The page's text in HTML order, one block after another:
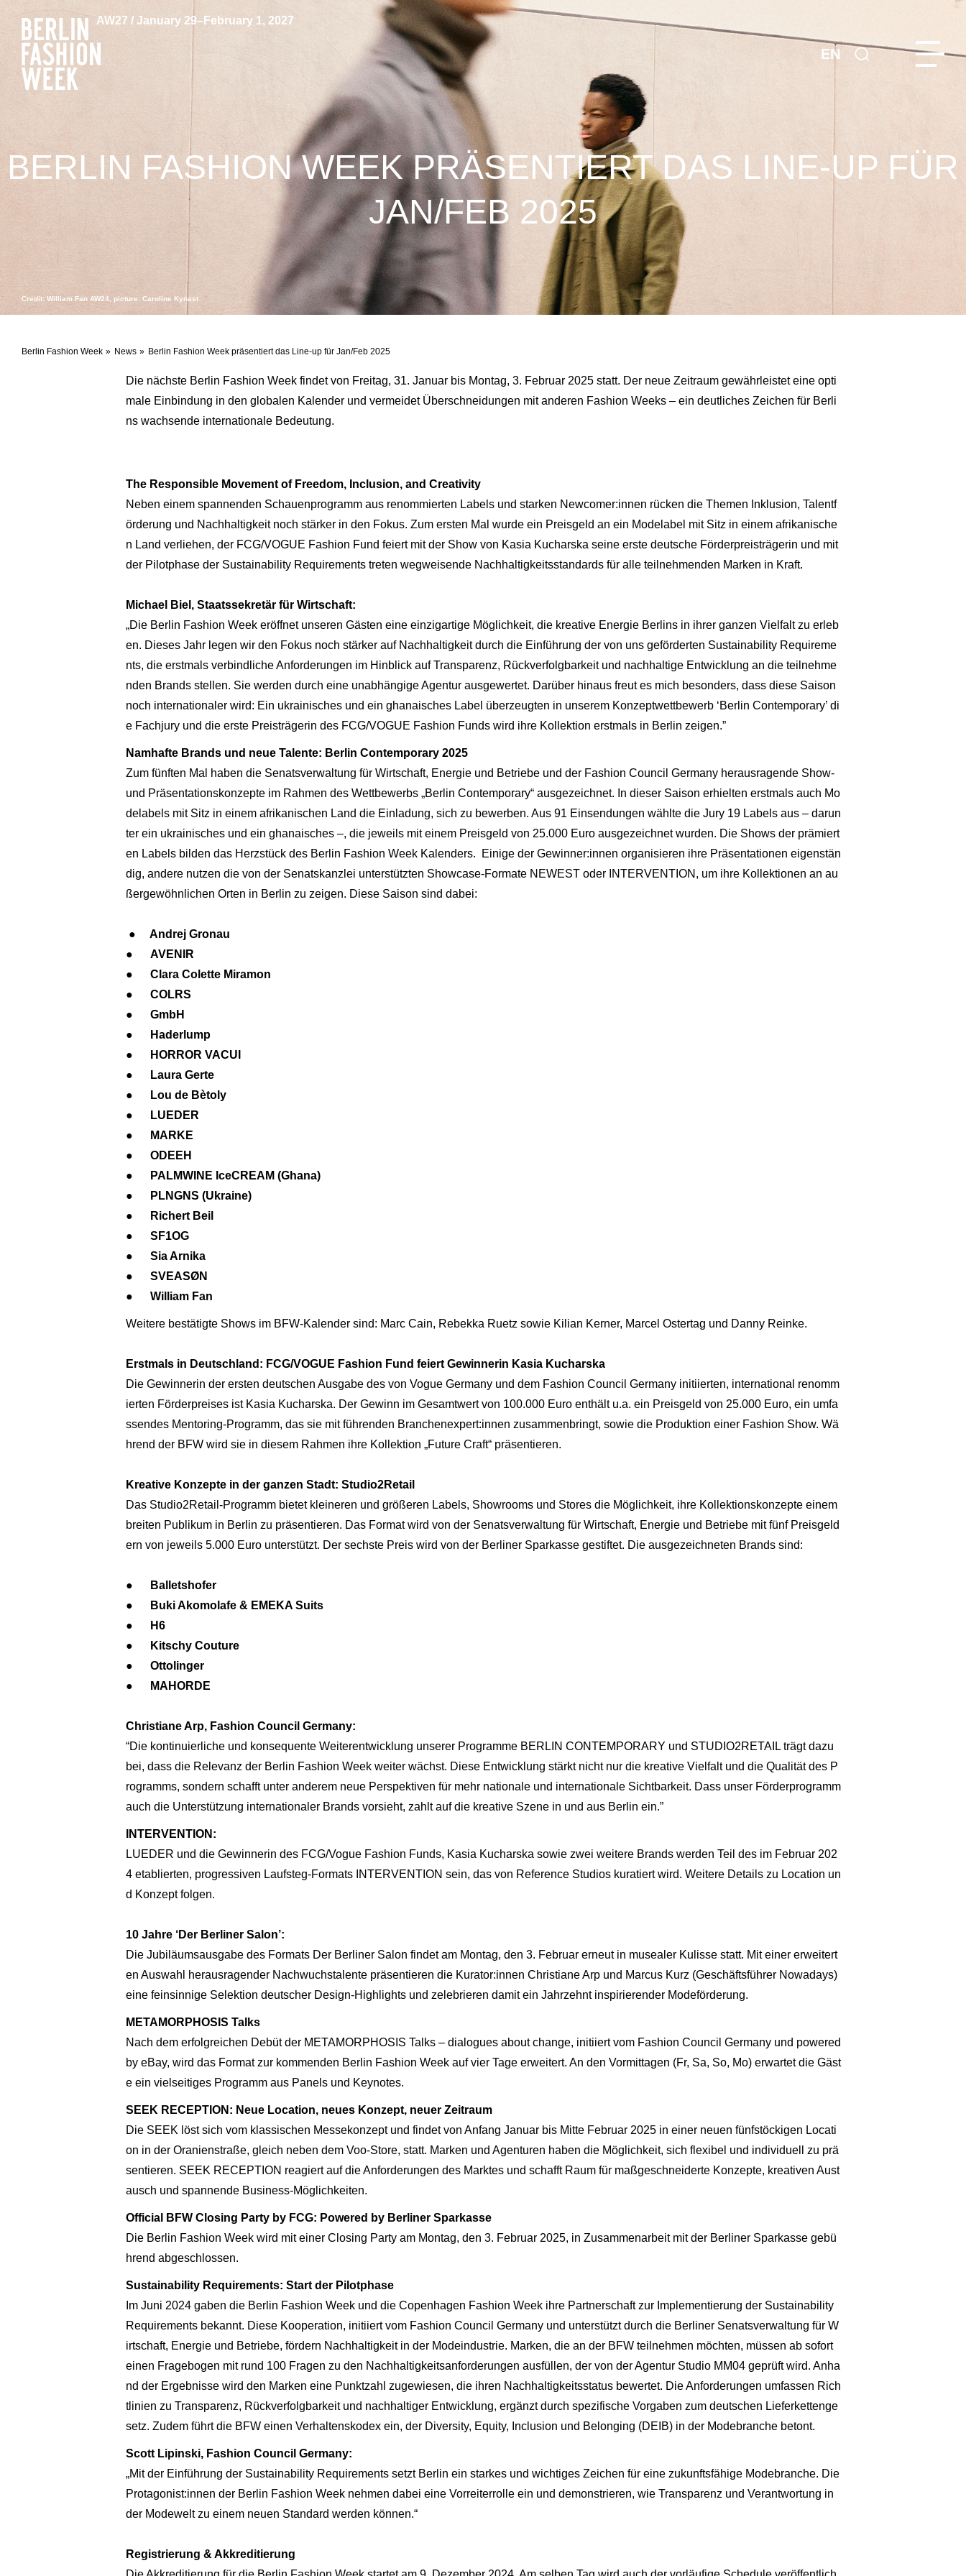
AW27 / January 29–February 1, 2027
EN
Berlin Fashion Week News Berlin Fashion Week präsentiert das Line-up für Jan/Feb 2025
BERLIN FASHION WEEK PRÄSENTIERT DAS LINE-UP FÜR
JAN/FEB 2025
Credit: William Fan AW24, picture: Caroline Kynast
Die nächste Berlin Fashion Week findet von Freitag, 31. Januar bis Montag, 3. Februar 2025 statt. Der neue Zeitraum gewährleistet eine opti
male Einbindung in den globalen Kalender und vermeidet Überschneidungen mit anderen Fashion Weeks – ein deutliches Zeichen für Berli
ns wachsende internationale Bedeutung.
The Responsible Movement of Freedom, Inclusion, and Creativity
Neben einem spannenden Schauenprogramm aus renommierten Labels und starken Newcomer:innen rücken die Themen Inklusion, Talentf
örderung und Nachhaltigkeit noch stärker in den Fokus. Zum ersten Mal wurde ein Preisgeld an ein Modelabel mit Sitz in einem afrikanische
n Land verliehen, der FCG/VOGUE Fashion Fund feiert mit der Show von Kasia Kucharska seine erste deutsche Förderpreisträgerin und mit
der Pilotphase der Sustainability Requirements treten wegweisende Nachhaltigkeitsstandards für alle teilnehmenden Marken in Kraft.
Michael Biel, Staatssekretär für Wirtschaft:
„Die Berlin Fashion Week eröffnet unseren Gästen eine einzigartige Möglichkeit, die kreative Energie Berlins in ihrer ganzen Vielfalt zu erleb
en. Dieses Jahr legen wir den Fokus noch stärker auf Nachhaltigkeit durch die Einführung der von uns geförderten Sustainability Requireme
nts, die erstmals verbindliche Anforderungen im Hinblick auf Transparenz, Rückverfolgbarkeit und nachhaltige Entwicklung an die teilnehme
nden Brands stellen. Sie werden durch eine unabhängige Agentur ausgewertet. Darüber hinaus freut es mich besonders, dass diese Saison
noch internationaler wird: Ein ukrainisches und ein ghanaisches Label überzeugten in unserem Konzeptwettbewerb ‘Berlin Contemporary’ di
e Fachjury und die erste Preisträgerin des FCG/VOGUE Fashion Funds wird ihre Kollektion erstmals in Berlin zeigen.”
Namhafte Brands und neue Talente: Berlin Contemporary 2025
Zum fünften Mal haben die Senatsverwaltung für Wirtschaft, Energie und Betriebe und der Fashion Council Germany herausragende Show-
und Präsentationskonzepte im Rahmen des Wettbewerbs „Berlin Contemporary“ ausgezeichnet. In dieser Saison erhielten erstmals auch Mo
delabels mit Sitz in einem afrikanischen Land die Einladung, sich zu bewerben. Aus 91 Einsendungen wählte die Jury 19 Labels aus – darun
ter ein ukrainisches und ein ghanaisches –, die jeweils mit einem Preisgeld von 25.000 Euro ausgezeichnet wurden. Die Shows der prämiert
en Labels bilden das Herzstück des Berlin Fashion Week Kalenders. Einige der Gewinner:innen organisieren ihre Präsentationen eigenstän
dig, andere nutzen die von der Senatskanzlei unterstützten Showcase-Formate NEWEST oder INTERVENTION, um ihre Kollektionen an au
ßergewöhnlichen Orten in Berlin zu zeigen. Diese Saison sind dabei:
● Andrej Gronau
● AVENIR
● Clara Colette Miramon
● COLRS
● GmbH
● Haderlump
● HORROR VACUI
● Laura Gerte
● Lou de Bètoly
● LUEDER
● MARKE
● ODEEH
● PALMWINE IceCREAM (Ghana)
● PLNGNS (Ukraine)
● Richert Beil
● SF1OG
● Sia Arnika
● SVEASØN
● William Fan
Weitere bestätigte Shows im BFW-Kalender sind: Marc Cain, Rebekka Ruetz sowie Kilian Kerner, Marcel Ostertag und Danny Reinke.
Erstmals in Deutschland: FCG/VOGUE Fashion Fund feiert Gewinnerin Kasia Kucharska
Die Gewinnerin der ersten deutschen Ausgabe des von Vogue Germany und dem Fashion Council Germany initiierten, international renomm
ierten Förderpreises ist Kasia Kucharska. Der Gewinn im Gesamtwert von 100.000 Euro enthält u.a. ein Preisgeld von 25.000 Euro, ein umfa
ssendes Mentoring-Programm, das sie mit führenden Branchenexpert:innen zusammenbringt, sowie die Produktion einer Fashion Show. Wä
hrend der BFW wird sie in diesem Rahmen ihre Kollektion „Future Craft“ präsentieren.
Kreative Konzepte in der ganzen Stadt: Studio2Retail
Das Studio2Retail-Programm bietet kleineren und größeren Labels, Showrooms und Stores die Möglichkeit, ihre Kollektionskonzepte einem
breiten Publikum in Berlin zu präsentieren. Das Format wird von der Senatsverwaltung für Wirtschaft, Energie und Betriebe mit fünf Preisgeld
ern von jeweils 5.000 Euro unterstützt. Der sechste Preis wird von der Berliner Sparkasse gestiftet. Die ausgezeichneten Brands sind:
● Balletshofer
● Buki Akomolafe & EMEKA Suits
● H6
● Kitschy Couture
● Ottolinger
● MAHORDE
Christiane Arp, Fashion Council Germany:
“Die kontinuierliche und konsequente Weiterentwicklung unserer Programme BERLIN CONTEMPORARY und STUDIO2RETAIL trägt dazu
bei, dass die Relevanz der Berlin Fashion Week weiter wächst. Diese Entwicklung stärkt nicht nur die kreative Vielfalt und die Qualität des P
rogramms, sondern schafft unter anderem neue Perspektiven für mehr nationale und internationale Sichtbarkeit. Dass unser Förderprogramm
auch die Unterstützung internationaler Brands vorsieht, zahlt auf die kreative Szene in und aus Berlin ein.”
INTERVENTION:
LUEDER und die Gewinnerin des FCG/Vogue Fashion Funds, Kasia Kucharska sowie zwei weitere Brands werden Teil des im Februar 202
4 etablierten, progressiven Laufsteg-Formats INTERVENTION sein, das von Reference Studios kuratiert wird. Weitere Details zu Location un
d Konzept folgen.
10 Jahre ‘Der Berliner Salon’:
Die Jubiläumsausgabe des Formats Der Berliner Salon findet am Montag, den 3. Februar erneut in musealer Kulisse statt. Mit einer erweitert
en Auswahl herausragender Nachwuchstalente präsentieren die Kurator:innen Christiane Arp und Marcus Kurz (Geschäftsführer Nowadays)
eine feinsinnige Selektion deutscher Design-Highlights und zelebrieren damit ein Jahrzehnt inspirierender Modeförderung.
METAMORPHOSIS Talks
Nach dem erfolgreichen Debüt der METAMORPHOSIS Talks – dialogues about change, initiiert vom Fashion Council Germany und powered
by eBay, wird das Format zur kommenden Berlin Fashion Week auf vier Tage erweitert. An den Vormittagen (Fr, Sa, So, Mo) erwartet die Gäst
e ein vielseitiges Programm aus Panels und Keynotes.
SEEK RECEPTION: Neue Location, neues Konzept, neuer Zeitraum
Die SEEK löst sich vom klassischen Messekonzept und findet von Anfang Januar bis Mitte Februar 2025 in einer neuen fünfstöckigen Locati
on in der Oranienstraße, gleich neben dem Voo-Store, statt. Marken und Agenturen haben die Möglichkeit, sich flexibel und individuell zu prä
sentieren. SEEK RECEPTION reagiert auf die Anforderungen des Marktes und schafft Raum für maßgeschneiderte Konzepte, kreativen Aust
ausch und spannende Business-Möglichkeiten.
Official BFW Closing Party by FCG: Powered by Berliner Sparkasse
Die Berlin Fashion Week wird mit einer Closing Party am Montag, den 3. Februar 2025, in Zusammenarbeit mit der Berliner Sparkasse gebü
hrend abgeschlossen.
Sustainability Requirements: Start der Pilotphase
Im Juni 2024 gaben die Berlin Fashion Week und die Copenhagen Fashion Week ihre Partnerschaft zur Implementierung der Sustainability
Requirements bekannt. Diese Kooperation, initiiert vom Fashion Council Germany und unterstützt durch die Berliner Senatsverwaltung für W
irtschaft, Energie und Betriebe, fördern Nachhaltigkeit in der Modeindustrie. Marken, die an der BFW teilnehmen möchten, müssen ab sofort
einen Fragebogen mit rund 100 Fragen zu den Nachhaltigkeitsanforderungen ausfüllen, der von der Agentur Studio MM04 geprüft wird. Anha
nd der Ergebnisse wird den Marken eine Punktzahl zugewiesen, die ihren Nachhaltigkeitsstatus bewertet. Die Anforderungen umfassen Rich
tlinien zu Transparenz, Rückverfolgbarkeit und nachhaltiger Entwicklung, ergänzt durch spezifische Vorgaben zum deutschen Lieferkettenge
setz. Zudem führt die BFW einen Verhaltenskodex ein, der Diversity, Equity, Inclusion und Belonging (DEIB) in der Modebranche betont.
Scott Lipinski, Fashion Council Germany:
„Mit der Einführung der Sustainability Requirements setzt Berlin ein starkes und wichtiges Zeichen für eine zukunftsfähige Modebranche. Die
Protagonist:innen der Berlin Fashion Week nehmen dabei eine Vorreiterrolle ein und demonstrieren, wie Transparenz und Verantwortung in
der Modewelt zu einem neuen Standard werden können.“
Registrierung & Akkreditierung